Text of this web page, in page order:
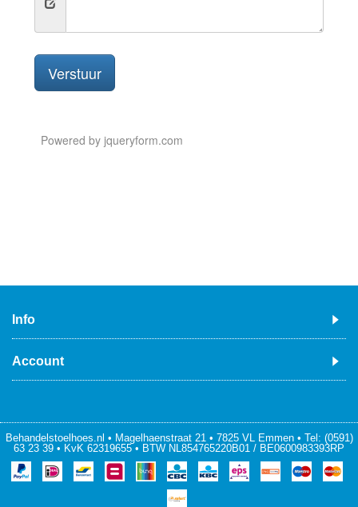
Info
Account
Behandelstoelhoes.nl • Magelhaenstraat 21 • 7825 VL Emmen • Tel: (0591)
63 23 39 • KvK 62319655 • BTW NL854765220B01 / BE0600983393RP